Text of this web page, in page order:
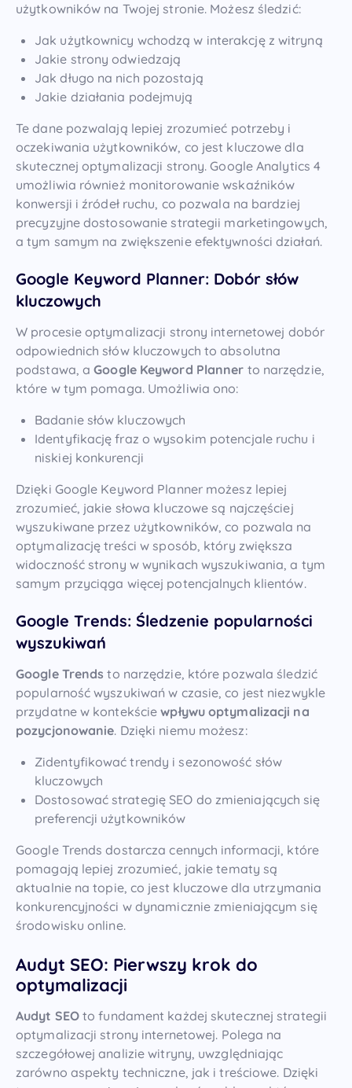
użytkowników na Twojej stronie. Możesz śledzić:
Jak użytkownicy wchodzą w interakcję z witryną
Jakie strony odwiedzają
Jak długo na nich pozostają
Jakie działania podejmują
Te dane pozwalają lepiej zrozumieć potrzeby i
oczekiwania użytkowników, co jest kluczowe dla
skutecznej optymalizacji strony. Google Analytics 4
umożliwia również monitorowanie wskaźników
konwersji i źródeł ruchu, co pozwala na bardziej
precyzyjne dostosowanie strategii marketingowych,
a tym samym na zwiększenie efektywności działań.
Google Keyword Planner: Dobór słów
kluczowych
W procesie optymalizacji strony internetowej dobór
odpowiednich słów kluczowych to absolutna
podstawa, aGoogle Keyword Planner to narzędzie,
które w tym pomaga. Umożliwia ono:
Badanie słów kluczowych
Identyfikację fraz o wysokim potencjale ruchu i
niskiej konkurencji
Dzięki Google Keyword Planner możesz lepiej
zrozumieć, jakie słowa kluczowe są najczęściej
wyszukiwane przez użytkowników, co pozwala na
optymalizację treści w sposób, który zwiększa
widoczność strony w wynikach wyszukiwania, a tym
samym przyciąga więcej potencjalnych klientów.
Google Trends: Śledzenie popularności
wyszukiwań
Google Trends to narzędzie, które pozwala śledzić
popularność wyszukiwań w czasie, co jest niezwykle
przydatne w kontekściewpływu optymalizacji na
pozycjonowanie. Dzięki niemu możesz:
Zidentyfikować trendy i sezonowość słów
kluczowych
Dostosować strategię SEO do zmieniających się
preferencji użytkowników
Google Trends dostarcza cennych informacji, które
pomagają lepiej zrozumieć, jakie tematy są
aktualnie na topie, co jest kluczowe dla utrzymania
konkurencyjności w dynamicznie zmieniającym się
środowisku online.
Audyt SEO: Pierwszy krok do
optymalizacji
Audyt SEOto fundament każdej skutecznej strategii
optymalizacji strony internetowej. Polega na
szczegółowej analizie witryny, uwzględniając
zarówno aspekty techniczne, jak i treściowe. Dzięki